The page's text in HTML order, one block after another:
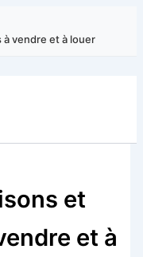
vendre et à louer
et
et à